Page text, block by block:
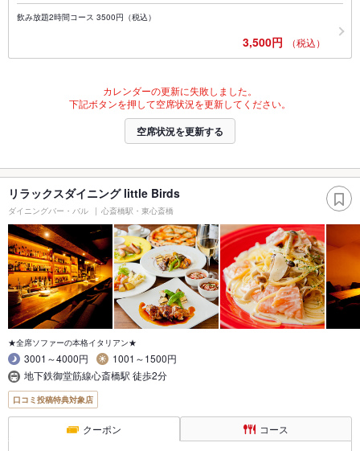
飲み放題2時間コース 3500円（税込）
3,500円 （税込）
カレンダーの更新に失敗しました。
下記ボタンを押して空席状況を更新してください。
空席状況を更新する
リラックスダイニング little Birds
ダイニングバー・バル 心斎橋駅・東心斎橋
★全席ソファーの本格イタリアン★
3001～4000円
1001～1500円
地下鉄御堂筋線心斎橋駅 徒歩2分
口コミ投稿特典対象店
クーポン コース